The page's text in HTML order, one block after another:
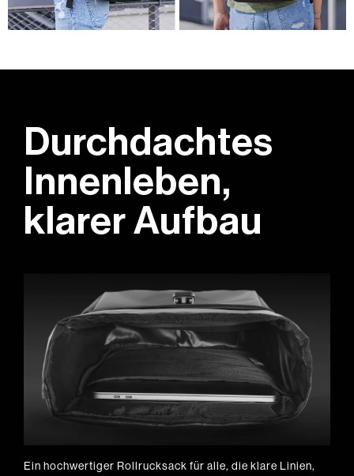
Durchdachtes
Innenleben,
klarer Aufbau
Ein hochwertiger Rollrucksack für alle, die klare Linien,